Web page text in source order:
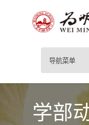
导航菜单
学部